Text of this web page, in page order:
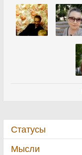
Статусы
Мысли